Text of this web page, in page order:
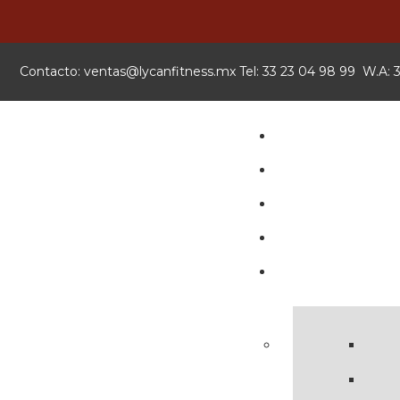
Contacto: xm.ssentifnacyl@satnev Tel: 33 23 04 98 99 W.A: